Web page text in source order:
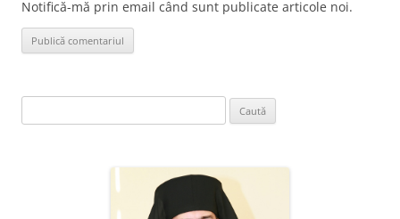
Notifică-mă prin email când sunt publicate articole noi.
după: